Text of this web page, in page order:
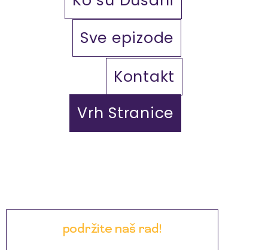
Sve epizode
Kontakt
Vrh Stranice
podržite naš rad!